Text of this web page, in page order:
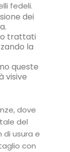
fedeli.
dei
trattati
la
queste
visive
dove
del
di usura e
con